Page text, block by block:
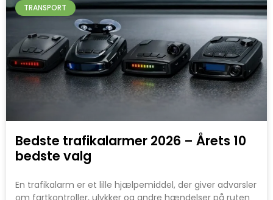
TRANSPORT
Bedste trafikalarmer 2026 – Årets 10
bedste valg
En trafikalarm er et lille hjælpemiddel, der giver advarsler
om fartkontroller, ulykker og andre hændelser på ruten